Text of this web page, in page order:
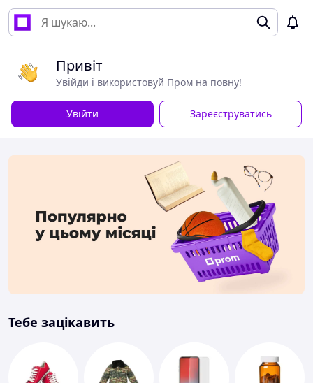
Привіт
Увійди і використовуй Пром на повну!
Увійти Зареєструватись
Тебе зацікавить